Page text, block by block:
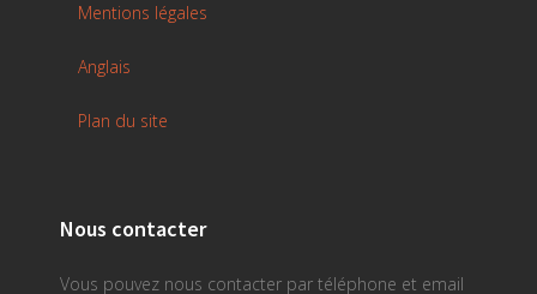
Mentions légales
Anglais
Plan du site
Nous contacter
Vous pouvez nous contacter par téléphone et email